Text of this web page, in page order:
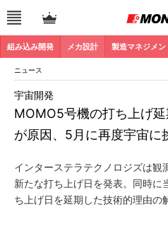
組み込み開発 メカ設計 製造マネジメン
ニュース
MOMO5号機の打ち上げ
が原因、5月に再度宇宙に
宇宙開発
インターステラテクノロジズは観
新たな打ち上げ日を発表。同時に
ち上げ日を延期した技術的理由の